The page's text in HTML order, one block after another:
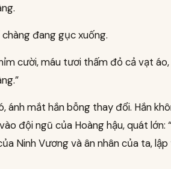
đang gục xuống.
cười, máu tươi thấm đỏ cả vạt áo,
ánh mắt hắn bỗng thay đổi. Hắn
đội ngũ của Hoàng hậu, quát lớn:
Ninh Vương và ân nhân của ta,